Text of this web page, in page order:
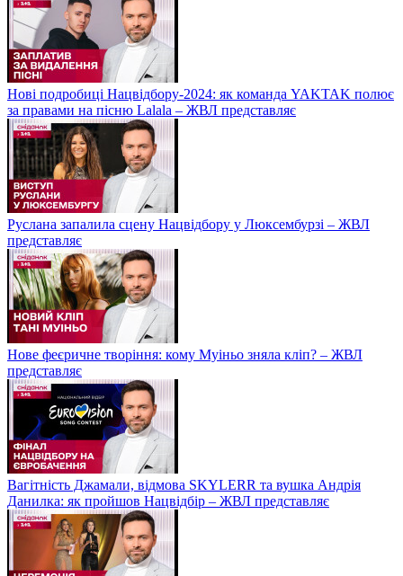
Нові подробиці Нацвідбору-2024: як команда YAKTAK полює
за правами на пісню Lalala – ЖВЛ представляє
Руслана запалила сцену Нацвідбору у Люксембурзі – ЖВЛ
представляє
Нове феєричне творіння: кому Муіньо зняла кліп? – ЖВЛ
представляє
Вагітність Джамали, відмова SKYLERR та вушка Андрія
Данилка: як пройшов Нацвідбір – ЖВЛ представляє